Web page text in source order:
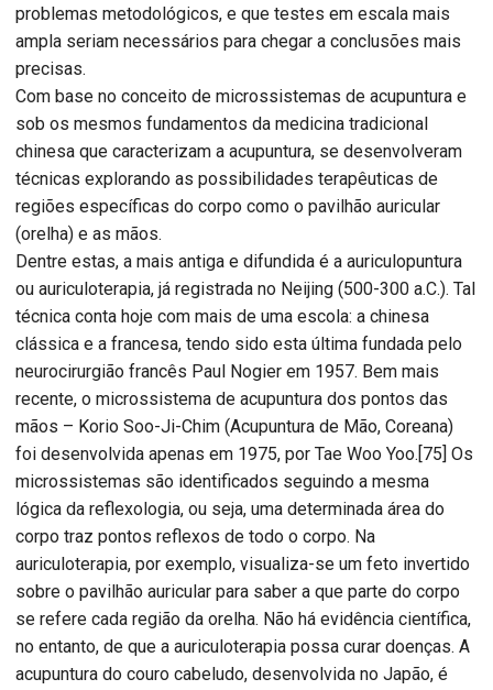
problemas metodológicos, e que testes em escala mais
ampla seriam necessários para chegar a conclusões mais
precisas.
Com base no conceito de microssistemas de acupuntura e
sob os mesmos fundamentos da medicina tradicional
chinesa que caracterizam a acupuntura, se desenvolveram
técnicas explorando as possibilidades terapêuticas de
regiões específicas do corpo como o pavilhão auricular
(orelha) e as mãos.
Dentre estas, a mais antiga e difundida é a auriculopuntura
ou auriculoterapia, já registrada no Neijing (500-300 a.C.). Tal
técnica conta hoje com mais de uma escola: a chinesa
clássica e a francesa, tendo sido esta última fundada pelo
neurocirurgião francês Paul Nogier em 1957. Bem mais
recente, o microssistema de acupuntura dos pontos das
mãos – Korio Soo-Ji-Chim (Acupuntura de Mão, Coreana)
foi desenvolvida apenas em 1975, por Tae Woo Yoo.[75] Os
microssistemas são identificados seguindo a mesma
lógica da reflexologia, ou seja, uma determinada área do
corpo traz pontos reflexos de todo o corpo. Na
auriculoterapia, por exemplo, visualiza-se um feto invertido
sobre o pavilhão auricular para saber a que parte do corpo
se refere cada região da orelha. Não há evidência científica,
no entanto, de que a auriculoterapia possa curar doenças. A
acupuntura do couro cabeludo, desenvolvida no Japão, é